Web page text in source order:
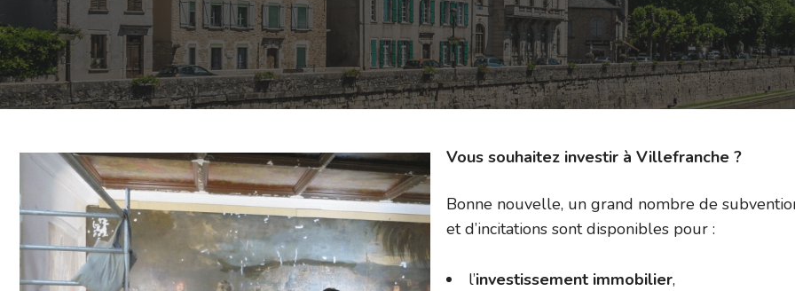
Vous souhaitez investir à Villefranche ?
Bonne nouvelle, un grand nombre de
et d’incitations sont disponibles pour :
l’investissement immobilier,